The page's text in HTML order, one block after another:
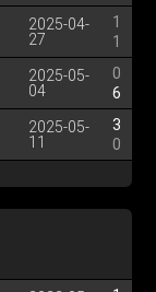
2025-04-
27
1
1
2025-05-
04
0
6
2025-05-
11
3
0